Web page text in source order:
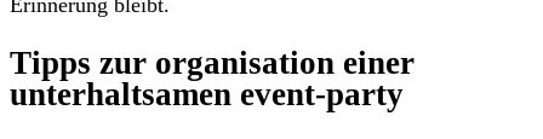
Tipps zur organisation einer
unterhaltsamen event-party